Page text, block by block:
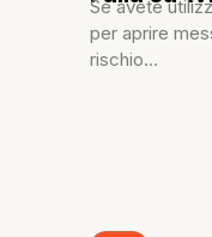
Se avete
per aprire
rischio...